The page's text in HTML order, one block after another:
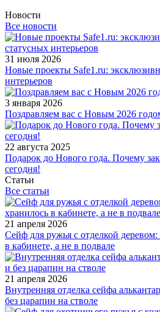
Новости
Все новости
31 июля 2026
Новые проекты Safe1.ru:
интерьеров
3 января 2026
Поздравляем вас с Новым 2026
22 августа 2025
Подарок до Нового года. Почему
сегодня!
Статьи
Все статьи
21 апреля 2026
Сейф для ружья с отделкой
в кабинете, а не в подвале
21 апреля 2026
Внутренняя отделка сейфа
без царапин на стволе